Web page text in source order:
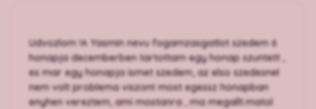
Udvozlom !A Yasmin nevu fogamzasgatlot szedem 6
honapja decemberben tartottam egy honap szuntett ,
es mar egy honapja ismet szedem, az elso szedesnel
nem volt problema viszont most egessz honapban
enyhen vereztem, ami mostanra , ma megallt.matol